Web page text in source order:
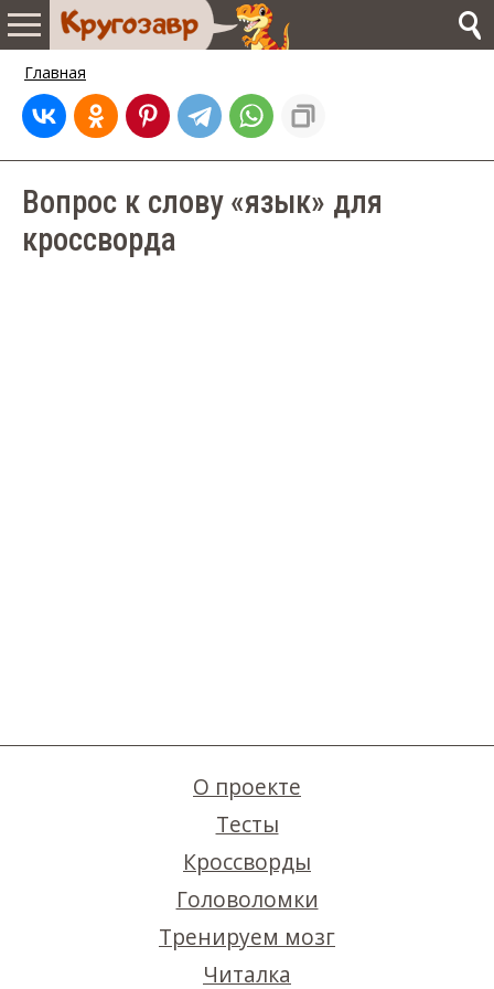
Главная
Вопрос к слову «‎язык» для
кроссворда
О проекте
Тесты
Кроссворды
Головоломки
Тренируем мозг
Читалка